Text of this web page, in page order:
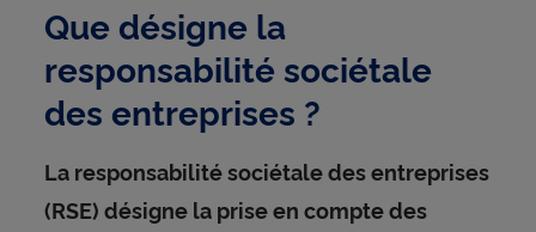
Que désigne la
responsabilité sociétale
des entreprises ?
La responsabilité sociétale des entreprises
(RSE) désigne la prise en compte des